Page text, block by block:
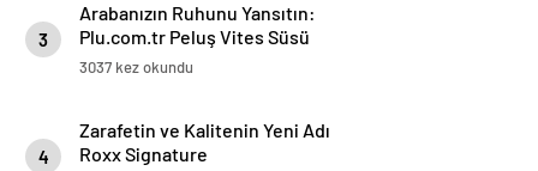
3
Arabanızın Ruhunu Yansıtın:
Plu.com.tr Peluş Vites Süsü
Modelleri
3037 kez okundu
4
Zarafetin ve Kalitenin Yeni Adı
Roxx Signature